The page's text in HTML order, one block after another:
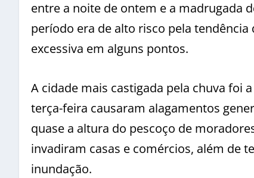
entre a noite de ontem e a madrugada
período era de alto risco pela
excessiva em alguns pontos.
A cidade mais castigada pela chuva foi
terça-feira causaram alagamentos
quase a altura do pescoço de
invadiram casas e comércios, além de
inundação.